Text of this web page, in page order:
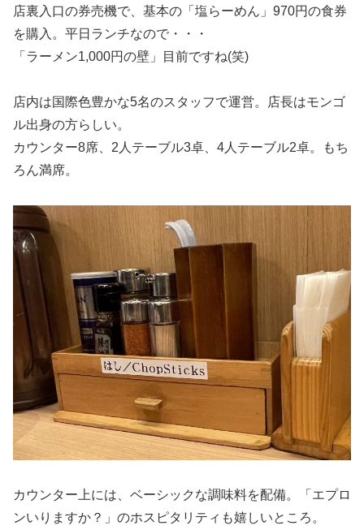
店裏入口の券売機で、基本の「塩らーめん」970円の食券
を購入。平日ランチなので・・・
「ラーメン1,000円の壁」目前ですね(笑)
店内は国際色豊かな5名のスタッフで運営。店長はモンゴ
ル出身の方らしい。
カウンター8席、2人テーブル3卓、4人テーブル2卓。もち
ろん満席。
カウンター上には、ベーシックな調味料を配備。「エプロ
ンいりますか？」のホスピタリティも嬉しいところ。